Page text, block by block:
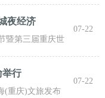
打卡，
夜经济
暨第三届重庆世
市九龙坡
07-22
举行
(重庆)文旅发布
07-22